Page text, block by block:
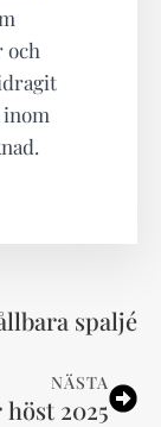
och
spaljé
NÄSTA
2025